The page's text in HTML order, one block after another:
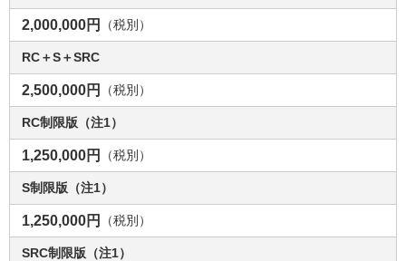
2,000,000円 （税別）
RC＋S＋SRC
2,500,000円 （税別）
RC制限版（注1）
1,250,000円 （税別）
S制限版（注1）
1,250,000円 （税別）
SRC制限版（注1）